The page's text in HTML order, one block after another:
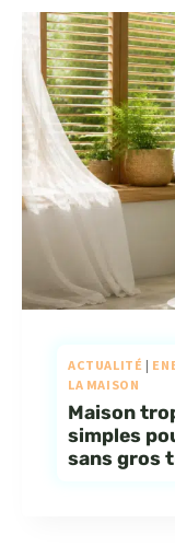
ACTUALITÉ |
LA MAISON
Maison
simples
sans gros